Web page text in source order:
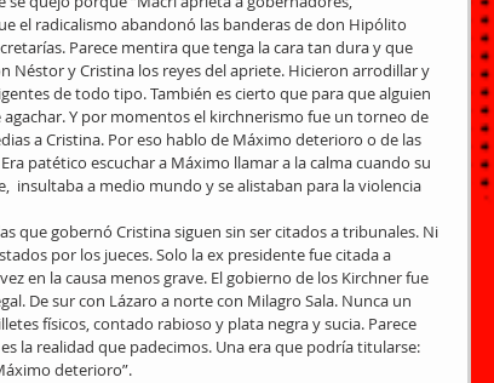
el radicalismo abandonó las banderas de don Hipólito
Parece mentira que tenga la cara tan dura y que
Néstor y Cristina los reyes del apriete. Hicieron arrodillar y
de todo tipo. También es cierto que para que alguien
Y por momentos el kirchnerismo fue un torneo de
a Cristina. Por eso hablo de Máximo deterioro o de las
patético escuchar a Máximo llamar a la calma cuando su
insultaba a medio mundo y se alistaban para la violencia
que gobernó Cristina siguen sin ser citados a tribunales. Ni
por los jueces. Solo la ex presidente fue citada a
en la causa menos grave. El gobierno de los Kirchner fue
De sur con Lázaro a norte con Milagro Sala. Nunca un
físicos, contado rabioso y plata negra y sucia. Parece
la realidad que padecimos. Una era que podría titularse:
deterioro”.